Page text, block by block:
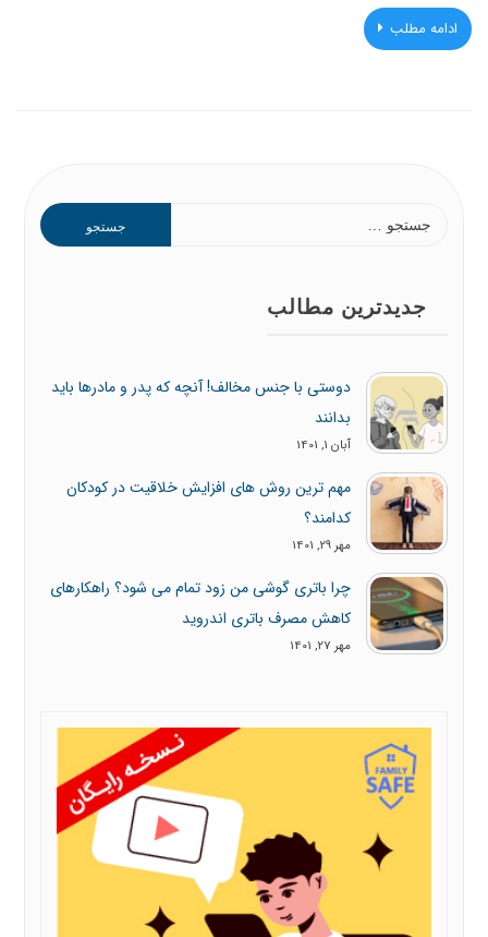
ادامه مطلب
برای:
جدیدترین مطالب
دوستی با جنس مخالف! آنچه که پدر و مادرها باید
بدانند
آبان 1, 1401
مهم ترین روش های افزایش خلاقیت در کودکان
کدامند؟
مهر 29, 1401
چرا باتری گوشی من زود تمام می شود؟ راهکارهای
کاهش مصرف باتری اندروید
مهر 27, 1401